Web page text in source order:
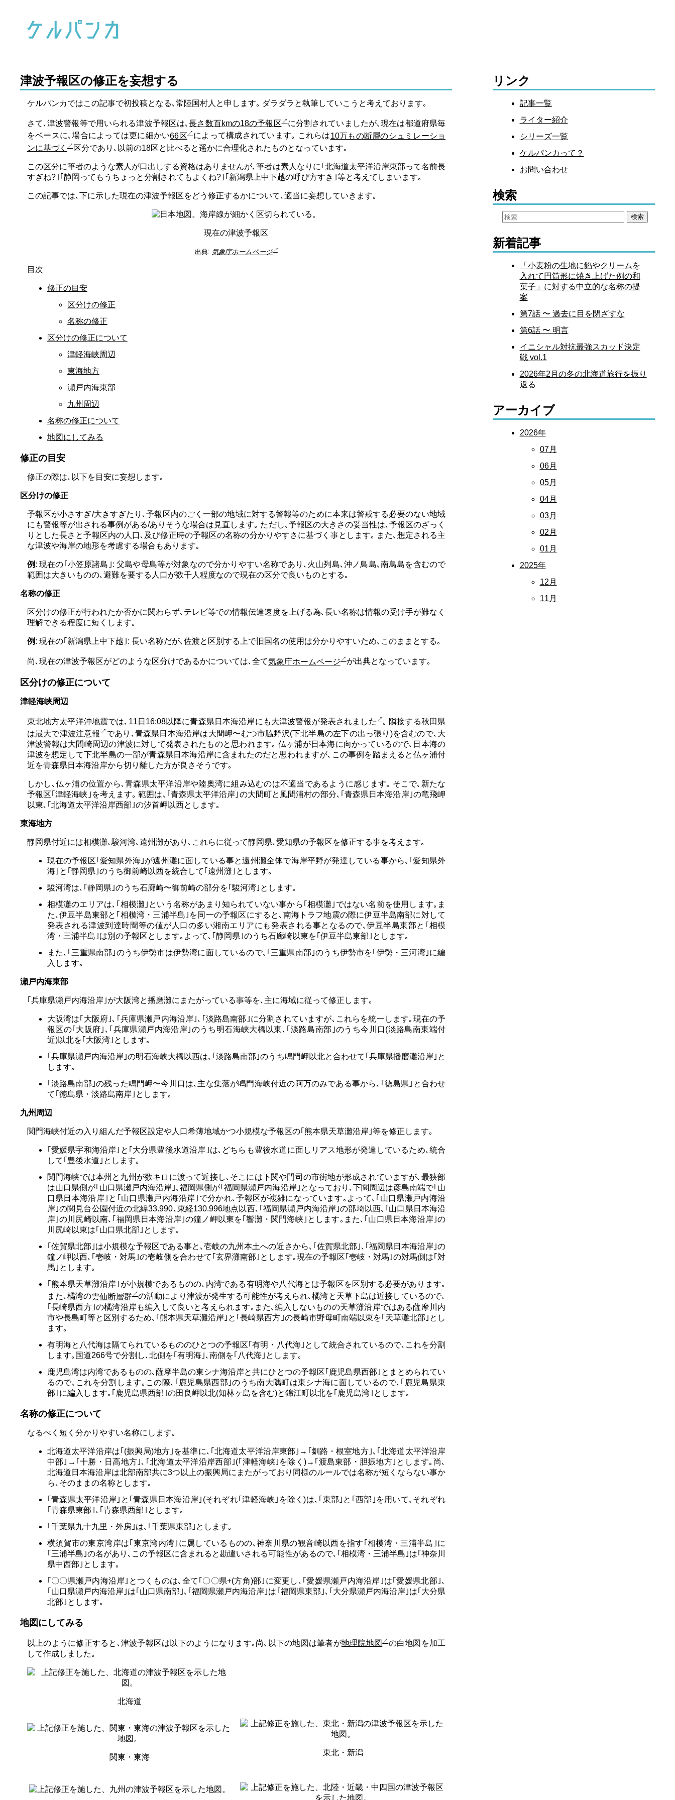
津波予報区の修正を妄想する
ケルパンカではこの記事で初投稿となる､常陸国村人と申します｡ ダラダラと執筆していこうと考えております｡
さて､津波警報等で用いられる津波予報区は､長さ数百kmの18の予報区
に分割されていましたが､現在は都道府県毎
をベースに､場合によっては更に細かい66区 によって構成されています｡ これらは10万もの断層のシュミレーショ
ンに基づく
区分であり､以前の18区と比べると遥かに合理化されたものとなっています｡
この区分に筆者のような素人が口出しする資格はありませんが､筆者は素人なりに｢北海道太平洋沿岸東部って名前長
すぎね?｣｢静岡ってもうちょっと分割されてもよくね?｣｢新潟県上中下越の呼び方すき｣等と考えてしまいます｡
この記事では､下に示した現在の津波予報区をどう修正するかについて､適当に妄想していきます｡
現在の津波予報区
出典: 気象庁ホームページ
目次
修正の目安
区分けの修正
名称の修正
区分けの修正について
津軽海峡周辺
東海地方
瀬戸内海東部
九州周辺
名称の修正について
地図にしてみる
修正の目安
修正の際は､以下を目安に妄想します｡
区分けの修正
予報区が小さすぎ/大きすぎたり､予報区内のごく一部の地域に対する警報等のために本来は警戒する必要のない地域
にも警報等が出される事例がある/ありそうな場合は見直します｡ ただし､予報区の大きさの妥当性は､予報区のざっく
りとした長さと予報区内の人口､及び修正時の予報区の名称の分かりやすさに基づく事とします｡ また､想定される主
な津波や海岸の地形を考慮する場合もあります｡
例 : 現在の｢小笠原諸島｣: 父島や母島等が対象なので分かりやすい名称であり､火山列島､沖ノ鳥島､南鳥島を含むので
範囲は大きいものの､避難を要する人口が数千人程度なので現在の区分で良いものとする｡
名称の修正
区分けの修正が行われたか否かに関わらず､テレビ等での情報伝達速度を上げる為､長い名称は情報の受け手が難なく
理解できる程度に短くします｡
例 : 現在の｢新潟県上中下越｣: 長い名称だが､佐渡と区別する上で旧国名の使用は分かりやすいため､このままとする｡
尚､現在の津波予報区がどのような区分けであるかについては､全て気象庁ホームページ が出典となっています｡
区分けの修正について
津軽海峡周辺
東北地方太平洋沖地震では､ 11日16:08以降に青森県日本海沿岸にも大津波警報が発表されました
｡ 隣接する秋田県
は最大で津波注意報
であり､青森県日本海沿岸は大間岬〜むつ市脇野沢(下北半島の左下の出っ張り)を含むので､大
津波警報は大間崎周辺の津波に対して発表されたものと思われます｡ 仏ヶ浦が日本海に向かっているので､日本海の
津波を想定して下北半島の一部が青森県日本海沿岸に含まれたのだと思われますが､この事例を踏まえると仏ヶ浦付
近を青森県日本海沿岸から切り離した方が良さそうです｡
しかし､仏ヶ浦の位置から､青森県太平洋沿岸や陸奥湾に組み込むのは不適当であるように感じます｡ そこで､新たな
予報区｢津軽海峡｣を考えます｡ 範囲は､｢青森県太平洋沿岸｣の大間町と風間浦村の部分､｢青森県日本海沿岸｣の竜飛岬
以東､｢北海道太平洋沿岸西部｣の汐首岬以西とします｡
東海地方
静岡県付近には相模灘､駿河湾､遠州灘があり､これらに従って静岡県､愛知県の予報区を修正する事を考えます｡
現在の予報区｢愛知県外海｣が遠州灘に面している事と遠州灘全体で海岸平野が発達している事から､｢愛知県外
海｣と｢静岡県｣のうち御前崎以西を統合して｢遠州灘｣とします｡
駿河湾は､｢静岡県｣のうち石廊崎〜御前崎の部分を｢駿河湾｣とします｡
相模灘のエリアは､｢相模灘｣という名称があまり知られていない事から｢相模灘｣ではない名前を使用します｡ま
た､伊豆半島東部と｢相模湾・三浦半島｣を同一の予報区にすると､南海トラフ地震の際に伊豆半島南部に対して
発表される津波到達時間等の値が人口の多い湘南エリアにも発表される事となるので､伊豆半島東部と｢相模
湾・三浦半島｣は別の予報区とします｡よって､｢静岡県｣のうち石廊崎以東を｢伊豆半島東部｣とします｡
また､｢三重県南部｣のうち伊勢市は伊勢湾に面しているので､｢三重県南部｣のうち伊勢市を｢伊勢・三河湾｣に編
入します｡
瀬戸内海東部
｢兵庫県瀬戸内海沿岸｣が大阪湾と播磨灘にまたがっている事等を､主に海域に従って修正します｡
大阪湾は｢大阪府｣､｢兵庫県瀬戸内海沿岸｣､｢淡路島南部｣に分割されていますが､これらを統一します｡現在の予
報区の｢大阪府｣､｢兵庫県瀬戸内海沿岸｣のうち明石海峡大橋以東､｢淡路島南部｣のうち今川口(淡路島南東端付
近)以北を｢大阪湾｣とします｡
｢兵庫県瀬戸内海沿岸｣の明石海峡大橋以西は､｢淡路島南部｣のうち鳴門岬以北と合わせて｢兵庫県播磨灘沿岸｣と
します｡
｢淡路島南部｣の残った鳴門岬〜今川口は､主な集落が鳴門海峡付近の阿万のみである事から､｢徳島県｣と合わせ
て｢徳島県・淡路島南岸｣とします｡
九州周辺
関門海峡付近の入り組んだ予報区設定や人口希薄地域かつ小規模な予報区の｢熊本県天草灘沿岸｣等を修正します｡
｢愛媛県宇和海沿岸｣と｢大分県豊後水道沿岸｣は､どちらも豊後水道に面しリアス地形が発達しているため､統合
して｢豊後水道｣とします｡
関門海峡では本州と九州が数キロに渡って近接し､そこには下関や門司の市街地が形成されていますが､最狭部
は山口県側が｢山口県瀬戸内海沿岸｣､福岡県側が｢福岡県瀬戸内海沿岸｣となっており､下関周辺は彦島南端で｢山
口県日本海沿岸｣と｢山口県瀬戸内海沿岸｣で分かれ､予報区が複雑になっています｡よって､｢山口県瀬戸内海沿
岸｣の関見台公園付近の北緯33.990､東経130.996地点以西､｢福岡県瀬戸内海沿岸｣の部埼以西､｢山口県日本海沿
岸｣の川尻崎以南､｢福岡県日本海沿岸｣の鐘ノ岬以東を｢響灘・関門海峡｣とします｡また､｢山口県日本海沿岸｣の
川尻崎以東は｢山口県北部｣とします｡
｢佐賀県北部｣は小規模な予報区である事と､壱岐の九州本土への近さから､｢佐賀県北部｣､｢福岡県日本海沿岸｣の
鐘ノ岬以西､｢壱岐・対馬｣の壱岐側を合わせて｢玄界灘南部｣とします｡現在の予報区｢壱岐・対馬｣の対馬側は｢対
馬｣とします｡
｢熊本県天草灘沿岸｣が小規模であるものの､内湾である有明海や八代海とは予報区を区別する必要があります｡
また､橘湾の雲仙断層群
の活動により津波が発生する可能性が考えられ､橘湾と天草下島は近接しているので､
｢長崎県西方｣の橘湾沿岸も編入して良いと考えられます｡また､編入しないものの天草灘沿岸ではある薩摩川内
市や長島町等と区別するため､｢熊本県天草灘沿岸｣と｢長崎県西方｣の長崎市野母町南端以東を｢天草灘北部｣とし
ます｡
有明海と八代海は隔てられているもののひとつの予報区｢有明・八代海｣として統合されているので､これを分割
します｡国道266号で分割し､北側を｢有明海｣､南側を｢八代海｣とします｡
鹿児島湾は内湾であるものの､薩摩半島の東シナ海沿岸と共にひとつの予報区｢鹿児島県西部｣とまとめられてい
るので､これを分割します｡この際､｢鹿児島県西部｣のうち南大隅町は東シナ海に面しているので､｢鹿児島県東
部｣に編入します｡｢鹿児島県西部｣の田良岬以北(知林ヶ島を含む)と錦江町以北を｢鹿児島湾｣とします｡
名称の修正について
なるべく短く分かりやすい名称にします｡
北海道太平洋沿岸は｢(振興局)地方｣を基準に､｢北海道太平洋沿岸東部｣→｢釧路・根室地方｣､｢北海道太平洋沿岸
中部｣→｢十勝・日高地方｣､｢北海道太平洋沿岸西部｣(｢津軽海峡｣を除く)→｢渡島東部・胆振地方｣とします｡尚､
北海道日本海沿岸は北部南部共に3つ以上の振興局にまたがっており同様のルールでは名称が短くならない事か
ら､そのままの名称とします｡
｢青森県太平洋沿岸｣と｢青森県日本海沿岸｣(それぞれ｢津軽海峡｣を除く)は､｢東部｣と｢西部｣を用いて､それぞれ
｢青森県東部｣､｢青森県西部｣とします｡
｢千葉県九十九里・外房｣は､｢千葉県東部｣とします｡
横須賀市の東京湾岸は｢東京湾内湾｣に属しているものの､神奈川県の観音崎以西を指す｢相模湾・三浦半島｣に
｢三浦半島｣の名があり､この予報区に含まれると勘違いされる可能性があるので､｢相模湾・三浦半島｣は｢神奈川
県中西部｣とします｡
｢〇〇県瀬戸内海沿岸｣とつくものは､全て｢〇〇県+(方角)部｣に変更し､｢愛媛県瀬戸内海沿岸｣は｢愛媛県北部｣､
｢山口県瀬戸内海沿岸｣は｢山口県南部｣､｢福岡県瀬戸内海沿岸｣は｢福岡県東部｣､｢大分県瀬戸内海沿岸｣は｢大分県
北部｣とします｡
地図にしてみる
以上のように修正すると､津波予報区は以下のようになります｡尚､以下の地図は筆者が地理院地図
の白地図を加工
して作成しました｡
北海道
東北・新潟
関東・東海
リンク
記事一覧
ライター紹介
シリーズ一覧
ケルパンカって？
お問い合わせ
検索
新着記事
「小麦粉の生地に餡やクリームを
入れて円筒形に焼き上げた例の和
菓子」に対する中立的な名称の提
案
第7話 〜 過去に目を閉ざすな
第6話 〜 明言
イニシャル対抗最強スカッド決定
戦 vol.1
2026年2月の冬の北海道旅行を振り
返る
アーカイブ
2026年
07月
06月
05月
04月
03月
02月
01月
2025年
12月
11月